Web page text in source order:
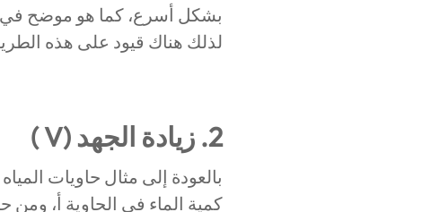
لذلك هناك قيود على هذه
2. زيادة الجهد (V )
بالعودة إلى مثال حاويات